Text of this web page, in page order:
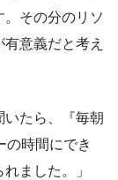
その分のリソ
意義だと考え
いたら、『毎朝
の時間にでき
ました。」